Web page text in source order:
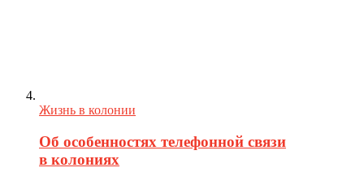
Жизнь в колонии
Об особенностях телефонной связи
в колониях